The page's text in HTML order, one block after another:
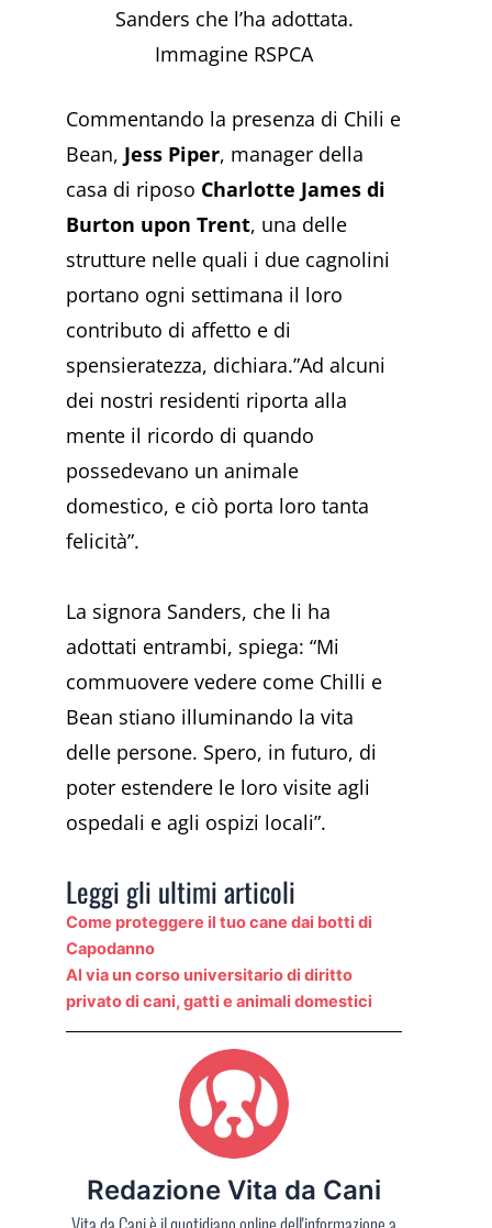
Sanders che l’ha adottata.
Immagine RSPCA
Commentando la presenza di Chili e
Bean, Jess Piper, manager della
casa di riposo Charlotte James di
Burton upon Trent, una delle
strutture nelle quali i due cagnolini
portano ogni settimana il loro
contributo di affetto e di
spensieratezza, dichiara.”Ad alcuni
dei nostri residenti riporta alla
mente il ricordo di quando
possedevano un animale
domestico, e ciò porta loro tanta
felicità”.
La signora Sanders, che li ha
adottati entrambi, spiega: “Mi
commuovere vedere come Chilli e
Bean stiano illuminando la vita
delle persone. Spero, in futuro, di
poter estendere le loro visite agli
ospedali e agli ospizi locali”.
Leggi gli ultimi articoli
Come proteggere il tuo cane dai botti di
Capodanno
Al via un corso universitario di diritto
privato di cani, gatti e animali domestici
Redazione Vita da Cani